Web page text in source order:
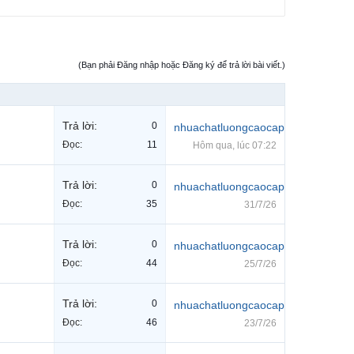
(Bạn phải Đăng nhập hoặc Đăng ký để trả lời bài viết.)
Trả lời:
0
Đọc:
11
nhuachatluongcaocap
Hôm qua, lúc 07:22
Trả lời:
0
Đọc:
35
nhuachatluongcaocap
31/7/26
Trả lời:
0
Đọc:
44
nhuachatluongcaocap
25/7/26
Trả lời:
0
Đọc:
46
nhuachatluongcaocap
23/7/26